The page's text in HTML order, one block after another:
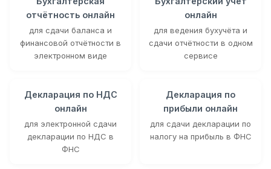
отчётность онлайн
для сдачи баланса и
финансовой отчётности в
электронном виде
онлайн
для ведения бухучёта и
сдачи отчётности в одном
сервисе
Декларация по НДС
онлайн
для электронной сдачи
декларации по НДС в
ФНС
Декларация по
прибыли онлайн
для сдачи декларации по
налогу на прибыль в ФНС